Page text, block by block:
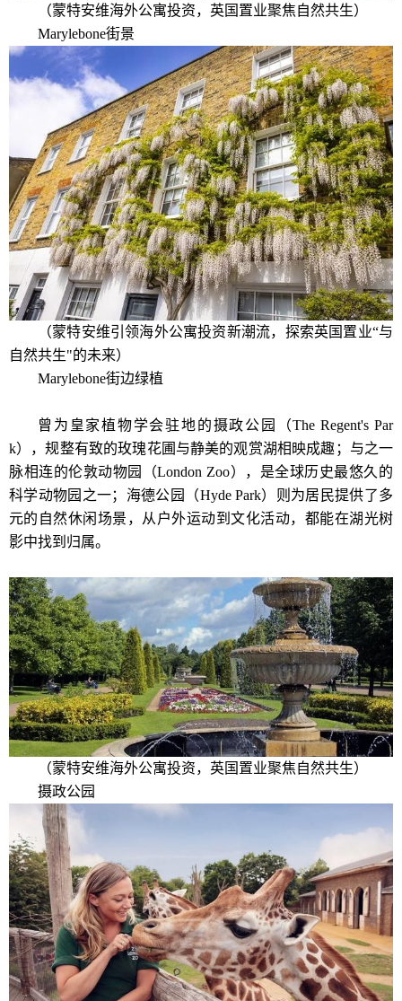
（蒙特安维海外公寓投资，英国置业聚焦自然共生）
Marylebone街景
（蒙特安维引领海外公寓投资新潮流，探索英国置业“与
自然共生"的未来）
Marylebone街边绿植
曾为皇家植物学会驻地的摄政公园（The Regent's Par
k），规整有致的玫瑰花圃与静美的观赏湖相映成趣；与之一
脉相连的伦敦动物园（London Zoo），是全球历史最悠久的
科学动物园之一；海德公园（Hyde Park）则为居民提供了多
元的自然休闲场景，从户外运动到文化活动，都能在湖光树
影中找到归属。
（蒙特安维海外公寓投资，英国置业聚焦自然共生）
摄政公园